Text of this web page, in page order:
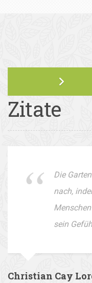
Zitate
Die
nach,
sein
Christian Cay